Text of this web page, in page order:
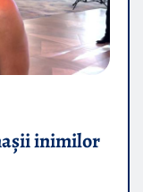
inimilor